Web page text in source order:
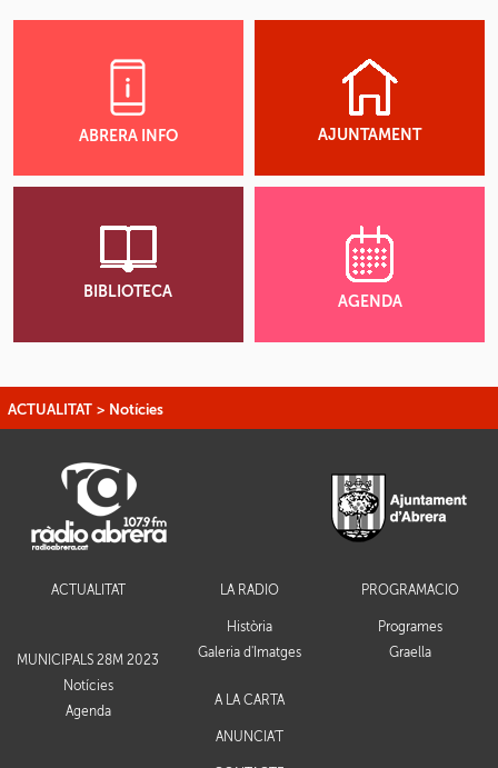
ABRERA INFO AJUNTAMENT
BIBLIOTECA
AGENDA
ACTUALITAT > Notícies
ACTUALITAT
MUNICIPALS 28M 2023
Notícies
Agenda
LA RÀDIO
Història
Galeria d'Imatges
PROGRAMACIÓ
Programes
Graella
A LA CARTA
ANUNCIA'T